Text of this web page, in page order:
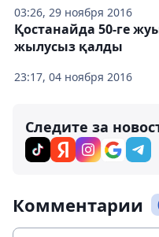
03:26, 29 ноября 2016
23:17, 04 ноября 2016
Қостанайда 50-ге
жылусыз қалды
Следите за
Комментарии